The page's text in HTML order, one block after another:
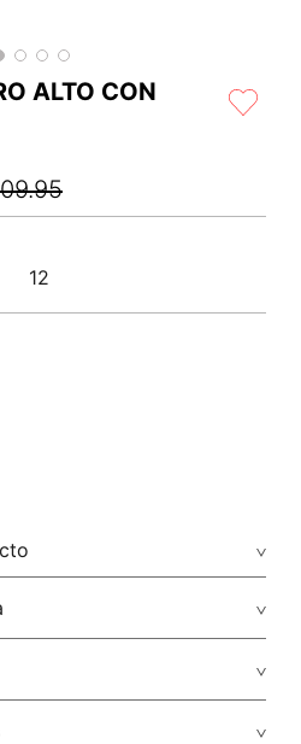
ALTO CON
.95
12
con blanqueadores o
Master Card y American